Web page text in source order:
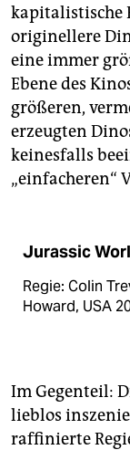
kapitalistische
originellere
eine immer
Ebene des
größeren,
erzeugten
keinesfalls
„einfacheren“
Jurassic
Regie: Colin
Howard, USA
Im Gegenteil:
lieblos
raffinierte